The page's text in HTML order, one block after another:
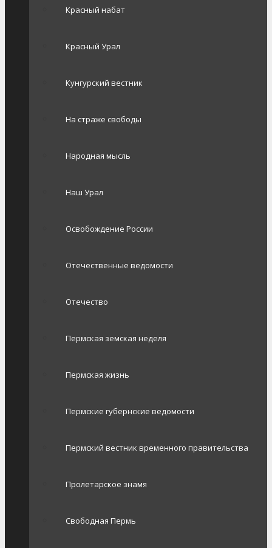
Красный набат
Красный Урал
Кунгурский вестник
На страже свободы
Народная мысль
Наш Урал
Освобождение России
Отечественные ведомости
Отечество
Пермская земская неделя
Пермская жизнь
Пермские губернские ведомости
Пермский вестник временного правительства
Пролетарское знамя
Свободная Пермь